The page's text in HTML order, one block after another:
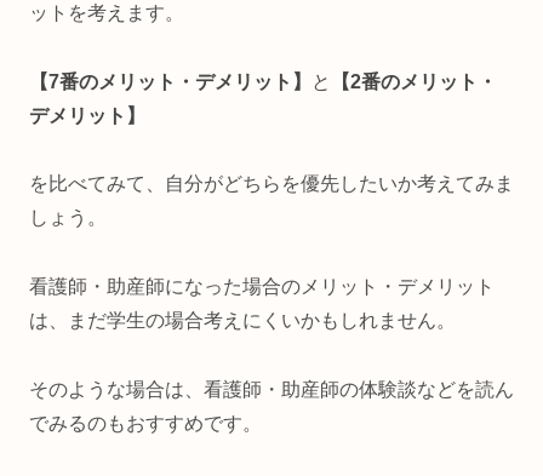
ットを考えます。
【7番のメリット・デメリット】 と 【2番のメリット・
デメリット】
を比べてみて、自分がどちらを優先したいか考えてみま
しょう。
看護師・助産師になった場合のメリット・デメリット
は、まだ学生の場合考えにくいかもしれません。
そのような場合は、看護師・助産師の体験談などを読ん
でみるのもおすすめです。